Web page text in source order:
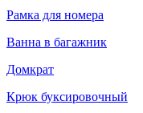
Рамка для номера
Ванна в багажник
Домкрат
Крюк буксировочный